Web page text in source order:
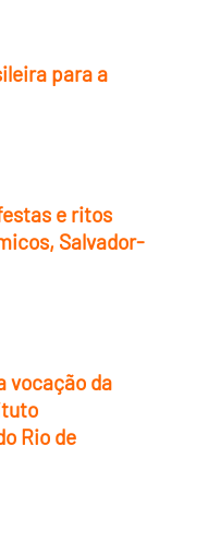
para a
e ritos
Salvador-
vocação da
Rio de